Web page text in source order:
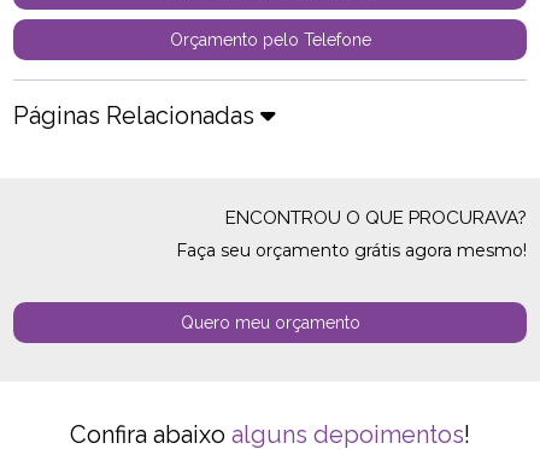
Orçamento pelo Telefone
Páginas Relacionadas
ENCONTROU O QUE PROCURAVA?
Faça seu orçamento grátis agora mesmo!
Quero meu orçamento
Confira abaixo alguns depoimentos!